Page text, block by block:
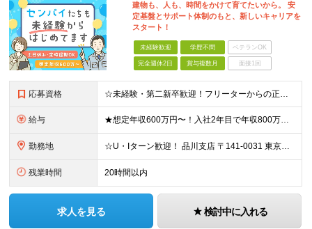
建物も、人も、時間をかけて育てたいから。 安
定基盤とサポート体制のもと、新しいキャリアを
スタート！
未経験歓迎 学歴不問 ベテランOK
完全週休2日 賞与複数月 面接1回
応募資格 ☆未経験・第二新卒歓迎！フリーターからの正社員デビューも応援◎ ☆雇用形態、転職回数は一切不問です！ ◆普通自動車免許（AT限定可）をお持ちの方 ◆学歴不問 ★こんな方にピッタリ★ ・人とコミュニケ
給与 ★想定年収600万円〜！入社2年目で年収800万円の実績あり ★経験者の方は月給30万円以上＆前給保証！ 月給27万円〜＋各種手当＋賞与年2回 ※これまでのご経験やスキルに応じて加給・優遇いたします
勤務地 ☆U・Iターン歓迎！ 品川支店 〒141-0031 東京都品川区西五反田8-1-14 最勝ビル 11F 横浜支店 〒141-0031 東京都品川区西五反田8-1-14 最勝ビル 11F 新潟支店
残業時間 20時間以内
求人を見る 検討中に入れる